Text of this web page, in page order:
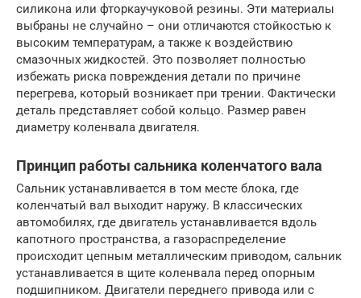
силикона или фторкаучуковой резины. Эти материалы
выбраны не случайно – они отличаются стойкостью к
высоким температурам, а также к воздействию
смазочных жидкостей. Это позволяет полностью
избежать риска повреждения детали по причине
перегрева, который возникает при трении. Фактически
деталь представляет собой кольцо. Размер равен
диаметру коленвала двигателя.
Принцип работы сальника коленчатого вала
Сальник устанавливается в том месте блока, где
коленчатый вал выходит наружу. В классических
автомобилях, где двигатель устанавливается вдоль
капотного пространства, а газораспределение
происходит цепным металлическим приводом, сальник
устанавливается в щите коленвала перед опорным
подшипником. Двигатели переднего привода или с